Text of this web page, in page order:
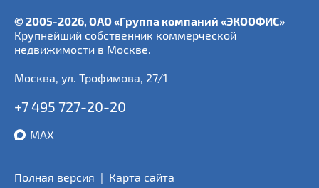
© 2005-2026, ОАО «Группа компаний «ЭКООФИС»
Крупнейший собственник коммерческой
недвижимости в Москве.
Москва, ул. Трофимова, 27/1
+7 495 727-20-20
MAX
Полная версия | Карта сайта